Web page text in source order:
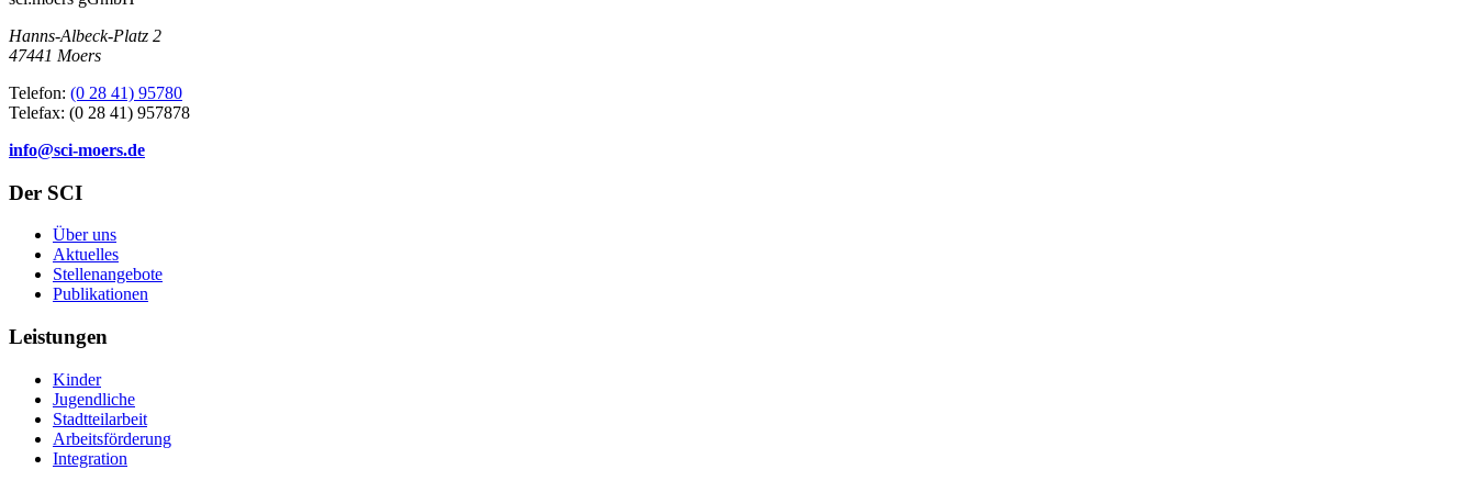
Hanns-Albeck-Platz 2
47441 Moers
Telefon: (0 28 41) 95780
Telefax: (0 28 41) 957878
info@sci-moers.de
Der SCI
Über uns
Aktuelles
Stellenangebote
Publikationen
Leistungen
Kinder
Jugendliche
Stadtteilarbeit
Arbeitsförderung
Integration